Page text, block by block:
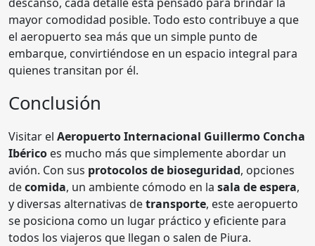
mayor comodidad posible. Todo esto contribuye a que
el aeropuerto sea más que un simple punto de
embarque, convirtiéndose en un espacio integral para
quienes transitan por él.
Conclusión
Visitar el Aeropuerto Internacional Guillermo Concha
Ibérico es mucho más que simplemente abordar un
avión. Con sus protocolos de bioseguridad, opciones
decomida, un ambiente cómodo en la sala de espera,
y diversas alternativas detransporte, este aeropuerto
se posiciona como un lugar práctico y eficiente para
todos los viajeros que llegan o salen de Piura.